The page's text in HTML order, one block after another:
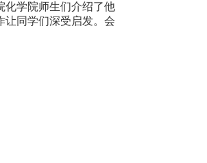
化学院师生们介绍了他
让同学们深受启发。会